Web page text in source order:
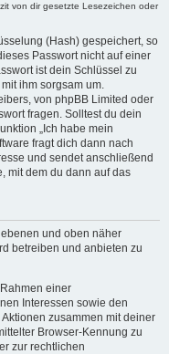
von dir gesetzte Lesezeichen oder
(Hash) gespeichert, so
Passwort nicht auf einer
ist dein Schlüssel zu
ihm sorgsam um.
von phpBB Limited oder
fragen. Solltest du dein
„Ich habe mein
fragt dich dann nach
und sendet anschließend
mit dem du dann auf das
und oben näher
betreiben und anbieten zu
einer
Interessen sowie den
zusammen mit deiner
Browser-Kennung zu
zur rechtlichen